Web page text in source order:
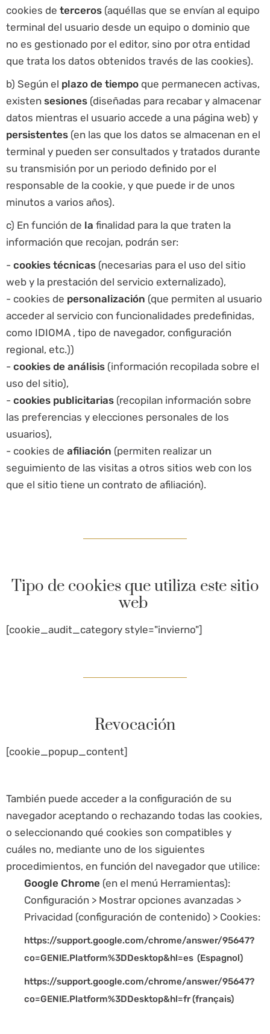
cookies de terceros (aquéllas que se envían al equipo
terminal del usuario desde un equipo o dominio que
no es gestionado por el editor, sino por otra entidad
que trata los datos obtenidos través de las cookies).
b) Según el plazo de tiempo que permanecen activas,
existen sesiones (diseñadas para recabar y almacenar
datos mientras el usuario accede a una página web) y
persistentes (en las que los datos se almacenan en el
terminal y pueden ser consultados y tratados durante
su transmisión por un periodo definido por el
responsable de la cookie, y que puede ir de unos
minutos a varios años).
c) En función de la finalidad para la que traten la
información que recojan, podrán ser:
- cookies técnicas (necesarias para el uso del sitio
web y la prestación del servicio externalizado),
- cookies de personalización (que permiten al usuario
acceder al servicio con funcionalidades predefinidas,
como IDIOMA , tipo de navegador, configuración
regional, etc.))
- cookies de análisis (información recopilada sobre el
uso del sitio),
- cookies publicitarias (recopilan información sobre
las preferencias y elecciones personales de los
usuarios),
- cookies de afiliación (permiten realizar un
seguimiento de las visitas a otros sitios web con los
que el sitio tiene un contrato de afiliación).
Tipo de cookies que utiliza este sitio
web
[cookie_audit_category style="invierno"]
Revocación
[cookie_popup_content]
También puede acceder a la configuración de su
navegador aceptando o rechazando todas las cookies,
o seleccionando qué cookies son compatibles y
cuáles no, mediante uno de los siguientes
procedimientos, en función del navegador que utilice:
Google Chrome (en el menú Herramientas):
Configuración > Mostrar opciones avanzadas >
Privacidad (configuración de contenido) > Cookies:
https://support.google.com/chrome/answer/95647?
co=GENIE.Platform%3DDesktop&hl=es (Espagnol)
https://support.google.com/chrome/answer/95647?
co=GENIE.Platform%3DDesktop&hl=fr (français)